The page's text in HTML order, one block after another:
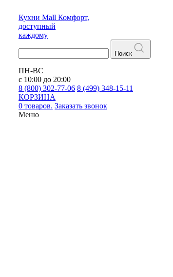
Кухни Mall Комфорт,
доступный
каждому
Поиск
ПН-ВС
с 10:00 до 20:00
8 (800) 302-77-06 8 (499) 348-15-11
КОРЗИНА
0 товаров. Заказать звонок
Меню